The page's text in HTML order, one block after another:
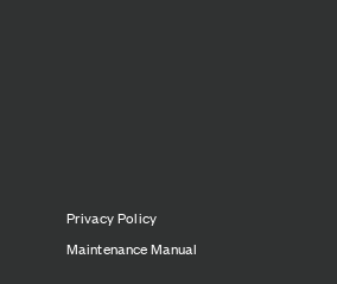
Privacy Policy
Maintenance Manual